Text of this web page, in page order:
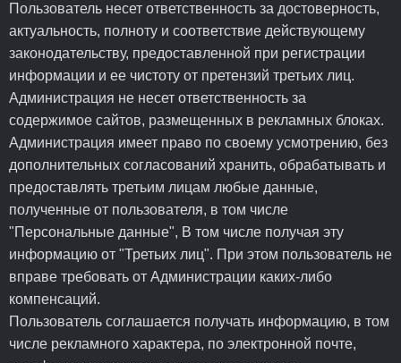
Пользователь несет ответственность за достоверность,
актуальность, полноту и соответствие действующему
законодательству, предоставленной при регистрации
информации и ее чистоту от претензий третьих лиц.
Администрация не несет ответственность за
содержимое сайтов, размещенных в рекламных блоках.
Администрация имеет право по своему усмотрению, без
дополнительных согласований хранить, обрабатывать и
предоставлять третьим лицам любые данные,
полученные от пользователя, в том числе
"Персональные данные", В том числе получая эту
информацию от "Третьих лиц". При этом пользователь не
вправе требовать от Администрации каких-либо
компенсаций.
Пользователь соглашается получать информацию, в том
числе рекламного характера, по электронной почте,